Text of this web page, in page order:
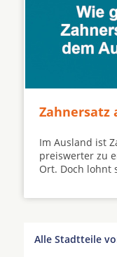
Zahnersatz
Im Ausland ist
preiswerter zu
Ort. Doch lohnt
Alle Stadtteile